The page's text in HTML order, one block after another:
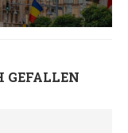
GEFALLEN